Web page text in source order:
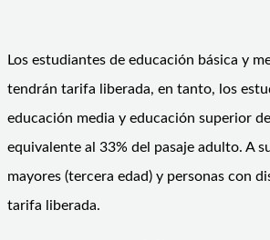
Los estudiantes de educación básica y
tendrán tarifa liberada, en tanto, los
educación media y educación superior
equivalente al 33% del pasaje adulto. A
mayores (tercera edad) y personas con
tarifa liberada.